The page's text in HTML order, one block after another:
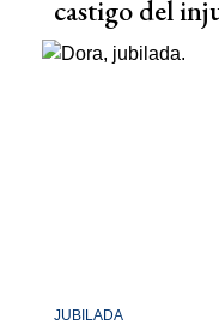
castigo del
JUBILADA